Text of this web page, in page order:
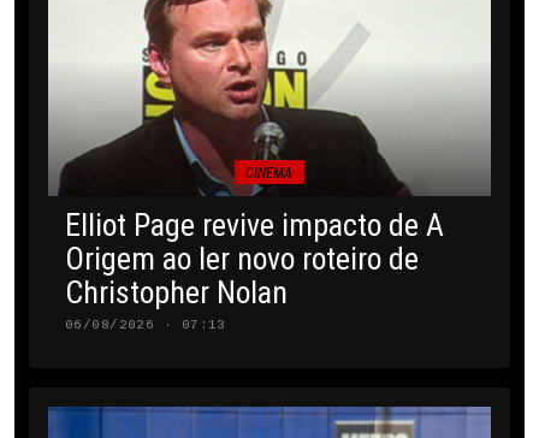
CINEMA
Elliot Page revive impacto de A
Origem ao ler novo roteiro de
Christopher Nolan
06/08/2026 · 07:13